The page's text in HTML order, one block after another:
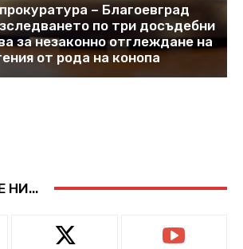
– Благоевград
по три досъдебни
за незаконно отглеждане на
от рода на конопа
НИ...